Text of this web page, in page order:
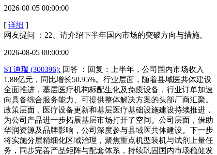
2026-08-05 00:00:00
[ 详细 ]
网友提问 ：22、请介绍下半年国内市场的突破方向与措施。
2026-08-05 00:00:00
ST迪瑞 (300396): 回答 ：回复：上半年，公司国内市场收入
1.88亿元，同比增长50.95%。行业层面，随着县域医共体建设
全面推进，基层医疗机构标配生化及免疫设备，行业订单加速
向具备综合服务能力、可提供整体解决方案的头部厂商汇聚。
政策层面，医疗设备更新和基层医疗基础设施建设持续推进，
为公司产品进一步拓展基层市场打开了空间。公司层面，借助
华润资源及品牌影响，公司深度参与县域医共体建设。下一步
将实施分层精细化区域治理，聚焦重点机型装机与试剂上量任
务，同步完善产品矩阵与配套体系，持续巩固国内市场稳健发